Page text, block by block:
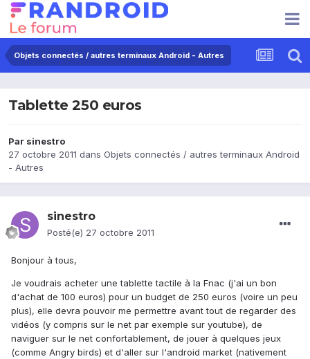
Objets connectés / autres terminaux Android - Autres
Tablette 250 euros
Par sinestro
27 octobre 2011 dans Objets connectés / autres terminaux Android
- Autres
sinestro
Posté(e) 27 octobre 2011
Bonjour à tous,
Je voudrais acheter une tablette tactile à la Fnac (j'ai un bon
d'achat de 100 euros) pour un budget de 250 euros (voire un peu
plus), elle devra pouvoir me permettre avant tout de regarder des
vidéos (y compris sur le net par exemple sur youtube), de
naviguer sur le net confortablement, de jouer à quelques jeux
(comme Angry birds) et d'aller sur l'android market (nativement